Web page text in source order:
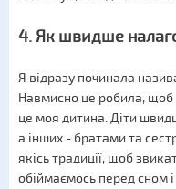
4. Як швидше
Я відразу починала
Навмисно це робила,
це моя дитина. Діти
а інших - братами та
якісь традиції, щоб
обіймаємось перед сном